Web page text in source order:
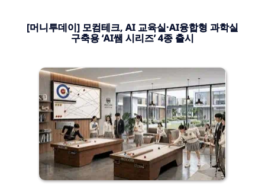
[머니투데이] 모컴테크, AI 교육실·AI융합형 과학실
구축용 ‘AI쌤 시리즈’ 4종 출시